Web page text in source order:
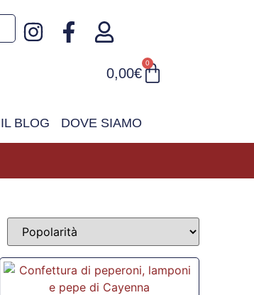
0,00€
0
IL BLOG DOVE SIAMO